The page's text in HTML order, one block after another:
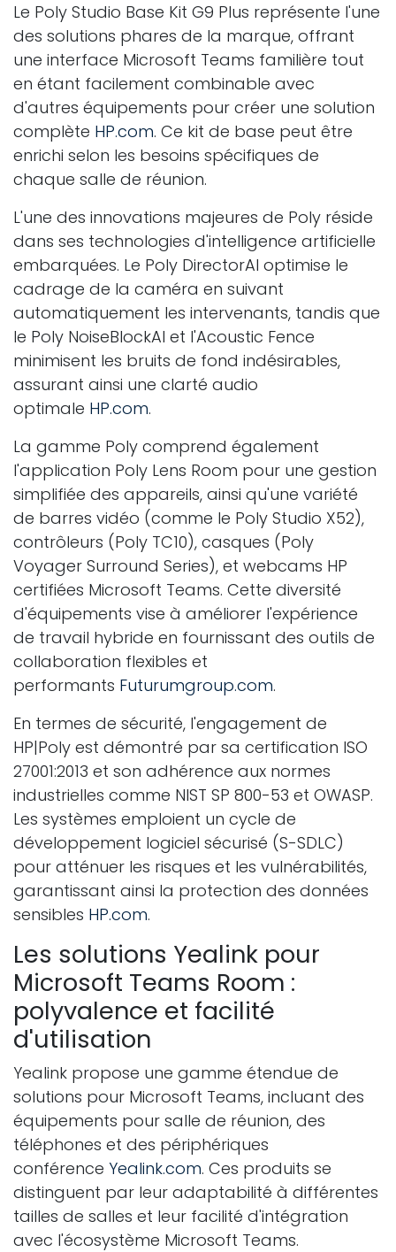
Le Poly Studio Base Kit G9 Plus représente l'une
des solutions phares de la marque, offrant
une interface Microsoft Teams familière tout
en étant facilement combinable avec
d'autres équipements pour créer une solution
complète HP.com. Ce kit de base peut être
enrichi selon les besoins spécifiques de
chaque salle de réunion.
L'une des innovations majeures de Poly réside
dans ses technologies d'intelligence artificielle
embarquées. Le Poly DirectorAI optimise le
cadrage de la caméra en suivant
automatiquement les intervenants, tandis que
le Poly NoiseBlockAI et l'Acoustic Fence
minimisent les bruits de fond indésirables,
assurant ainsi une clarté audio
optimale HP.com.
La gamme Poly comprend également
l'application Poly Lens Room pour une gestion
simplifiée des appareils, ainsi qu'une variété
de barres vidéo (comme le Poly Studio X52),
contrôleurs (Poly TC10), casques (Poly
Voyager Surround Series), et webcams HP
certifiées Microsoft Teams. Cette diversité
d'équipements vise à améliorer l'expérience
de travail hybride en fournissant des outils de
collaboration flexibles et
performants Futurumgroup.com.
En termes de sécurité, l'engagement de
HP|Poly est démontré par sa certification ISO
27001:2013 et son adhérence aux normes
industrielles comme NIST SP 800-53 et OWASP.
Les systèmes emploient un cycle de
développement logiciel sécurisé (S-SDLC)
pour atténuer les risques et les vulnérabilités,
garantissant ainsi la protection des données
sensibles HP.com.
Les solutions Yealink pour
Microsoft Teams Room :
polyvalence et facilité
d'utilisation
Yealink propose une gamme étendue de
solutions pour Microsoft Teams, incluant des
équipements pour salle de réunion, des
téléphones et des périphériques
conférence Yealink.com. Ces produits se
distinguent par leur adaptabilité à différentes
tailles de salles et leur facilité d'intégration
avec l'écosystème Microsoft Teams.